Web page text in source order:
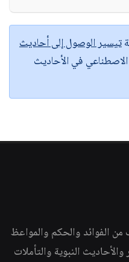
تيسير الوصول إلى أحاديث
في الأحاديث
الفوائد والحكم والمواعظ
والأحاديث النبوية والتأملات